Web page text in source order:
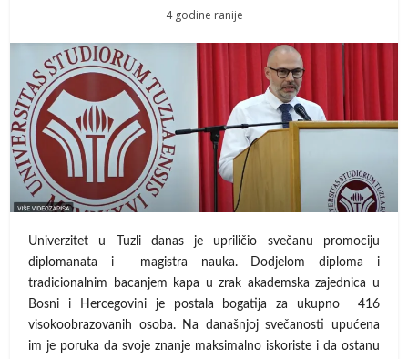
4 godine ranije
Univerzitet u Tuzli danas je upriličio svečanu promociju
diplomanata i magistra nauka. Dodjelom diploma i
tradicionalnim bacanjem kapa u zrak akademska zajednica u
Bosni i Hercegovini je postala bogatija za ukupno 416
visokoobrazovanih osoba. Na današnjoj svečanosti upućena
im je poruka da svoje znanje maksimalno iskoriste i da ostanu